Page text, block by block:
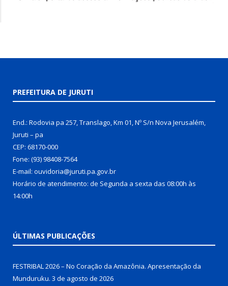
PREFEITURA DE JURUTI
End.: Rodovia pa 257, Translago, Km 01, Nº S/n Nova Jerusalém,
Juruti – pa
CEP: 68170-000
Fone: (93) 98408-7564
E-mail: ouvidoria@juruti.pa.gov.br
Horário de atendimento: de Segunda a sexta das 08:00h às
14:00h
ÚLTIMAS PUBLICAÇÕES
FESTRIBAL 2026 – No Coração da Amazônia. Apresentação da
Munduruku. 3 de agosto de 2026